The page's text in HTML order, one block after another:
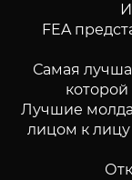
FEA
Самая
Лучшие
лицом к